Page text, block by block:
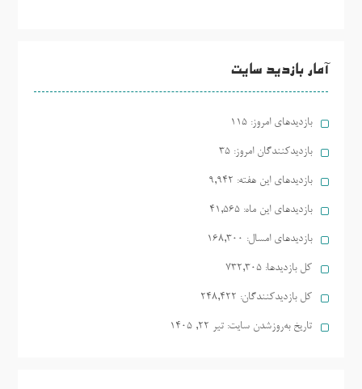
آمار بازدید سایت
بازدیدهای امروز: 115
بازدیدکنندگان امروز: 35
بازدیدهای این هفته: 9,942
بازدیدهای این ماه: 41,565
بازدیدهای امسال: 168,300
کل بازدیدها: 732,305
کل بازدیدکنند‌گان: 248,422
تاریخ به‌روزشدن سایت: تیر ۲۲, ۱۴۰۵